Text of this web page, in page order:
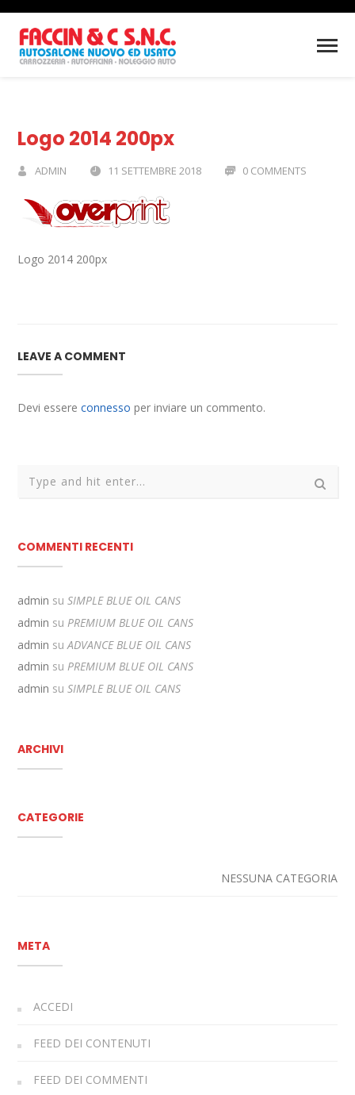
Logo 2014 200px
ADMIN 11 SETTEMBRE 2018 0 COMMENTS
Logo 2014 200px
LEAVE A COMMENT
Devi essereconnesso per inviare un commento.
COMMENTI RECENTI
admin suSIMPLE BLUE OIL CANS
admin suPREMIUM BLUE OIL CANS
admin suADVANCE BLUE OIL CANS
admin suPREMIUM BLUE OIL CANS
admin suSIMPLE BLUE OIL CANS
ARCHIVI
CATEGORIE
NESSUNA CATEGORIA
META
ACCEDI
FEED DEI CONTENUTI
FEED DEI COMMENTI